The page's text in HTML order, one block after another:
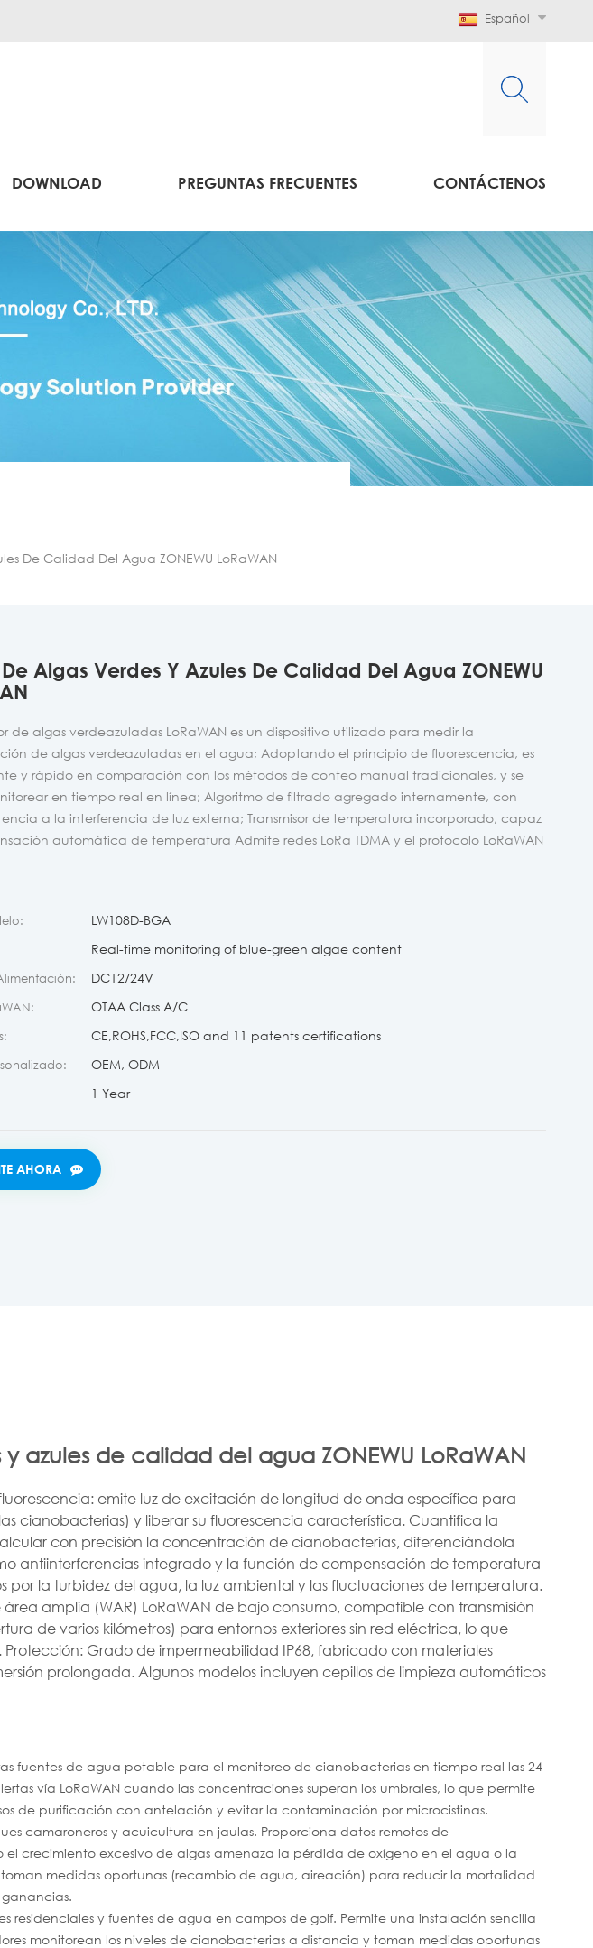
Español
DOWNLOAD PREGUNTAS FRECUENTES CONTÁCTENOS
De Calidad Del Agua ZONEWU LoRaWAN
Algas Verdes Y Azules De Calidad Del Agua ZONEWU
de algas verdeazuladas LoRaWAN es un dispositivo utilizado para medir la
de algas verdeazuladas en el agua; Adoptando el principio de fluorescencia, es
y rápido en comparación con los métodos de conteo manual tradicionales, y se
en tiempo real en línea; Algoritmo de filtrado agregado internamente, con
a la interferencia de luz externa; Transmisor de temperatura incorporado, capaz
automática de temperatura Admite redes LoRa TDMA y el protocolo LoRaWAN
LW108D-BGA
Real-time monitoring of blue-green algae content​
DC12/24V
OTAA Class A/C
CE,ROHS,FCC,ISO and 11 patents certifications
OEM, ODM
1 Year
AHORA
azules de calidad del agua ZONEWU LoRaWAN
emite luz de excitación de longitud de onda específica para
cianobacterias) y liberar su fluorescencia característica. Cuantifica la
con precisión la concentración de cianobacterias, diferenciándola
antiinterferencias integrado y la función de compensación de temperatura
por la turbidez del agua, la luz ambiental y las fluctuaciones de temperatura.
amplia (WAR) LoRaWAN de bajo consumo, compatible con transmisión
de varios kilómetros) para entornos exteriores sin red eléctrica, lo que
Grado de impermeabilidad IP68, fabricado con materiales
prolongada. Algunos modelos incluyen cepillos de limpieza automáticos
fuentes de agua potable para el monitoreo de cianobacterias en tiempo real las 24
vía LoRaWAN cuando las concentraciones superan los umbrales, lo que permite
de purificación con antelación y evitar la contaminación por microcistinas.
camaroneros y acuicultura en jaulas. Proporciona datos remotos de
crecimiento excesivo de algas amenaza la pérdida de oxígeno en el agua o la
medidas oportunas (recambio de agua, aireación) para reducir la mortalidad
ganancias.
residenciales y fuentes de agua en campos de golf. Permite una instalación sencilla
monitorean los niveles de cianobacterias a distancia y toman medidas oportunas